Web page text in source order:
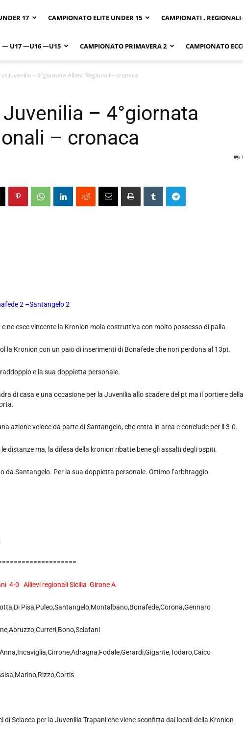
17 CAMPIONATO ELITE UNDER 15 CAMPIONATI .
— U17 —U16 —U15 CAMPIONATO PRIMAVERA 2 CAMPIONATO
Juvenilia – 4°giornata Allievi Regionali – cronaca
– 4°giornata
– cronaca
2 –Santangelo 2
ne esce vincente la Kronion mola costruttiva con molto possesso di palla.
la Kronion con un paio di inserimenti di Bonafede che non perdona al 13pt.
e la sua doppietta personale.
di casa e una occasione per la Juvenilia allo scadere del pt ma il portiere della
azione veloce da parte di Santangelo, che entra in area e conclude per il 3-0.
distanze ma, la difesa della kronion ribatte bene gli assalti degli ospiti.
da Santangelo. Per la sua doppietta personale. Ottimo l’arbitraggio.
4-0 Allievi regionali Sicilia Girone A
Pisa,Puleo,Santangelo,Montalbano,Bonafede,Corona,Gennaro
di Sciacca per la Juvenilia Trapani che viene sconfitta dai locali della Kronion